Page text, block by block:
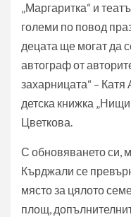
„Маргаритка“ и
големи по повод
децата ще могат да
автограф от
захарницата“ –
детска книжка
Цветкова.
С обновяването си,
Кърджали се
място за цялото
площ,